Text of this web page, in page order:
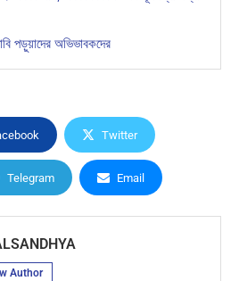
পড়ুয়াদের অভিভাবকদের
Twitter
Telegram Email
Author